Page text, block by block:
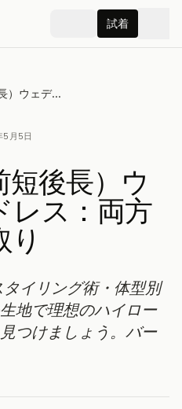
試着
ハイロー（前短後長）ウェディングドレス：両方のいいとこ取り
月5日
後長）ウ
レス：両方
イリング術・体型別
地で理想のハイロー
つけましょう。バー